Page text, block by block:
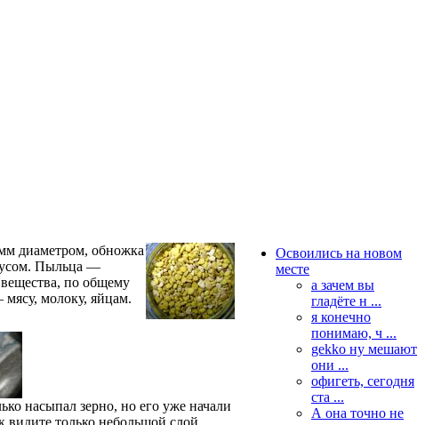
диаметром, обножка
Пыльца —
по общему
молоку, яйцам.
насыпал зерно, но его уже начали
Освоились на новом
месте
а зачем вы
гладёте н ...
я конечно
понимаю, ч ...
gekko ну мешают
они ...
офигеть, сегодня
ста ...
А она точно не